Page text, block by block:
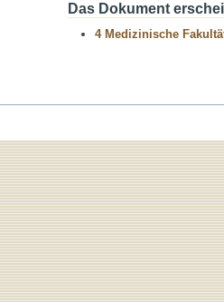
Das Dokument
4 Medizinische